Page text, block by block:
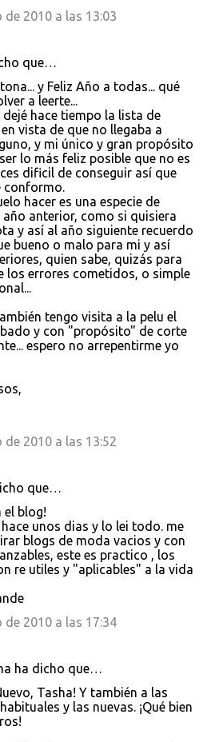
de 2010 a las 13:03
que…
y Feliz Año a todas... qué
a leerte...
hace tiempo la lista de
vista de que no llegaba a
y mi único y gran propósito
lo más feliz posible que no es
dificil de conseguir así que
conformo.
hacer es una especie de
año anterior, como si quisiera
y así al año siguiente recuerdo
bueno o malo para mi y así
quien sabe, quizás para
los errores cometidos, o simple
tengo visita a la pelu el
y con "propósito" de corte
espero no arrepentirme yo
de 2010 a las 13:52
que…
el blog!
unos dias y lo lei todo. me
blogs de moda vacios y con
este es practico , los
re utiles y "aplicables" a la vida
de 2010 a las 17:34
ha dicho que…
Tasha! Y también a las
y las nuevas. ¡Qué bien